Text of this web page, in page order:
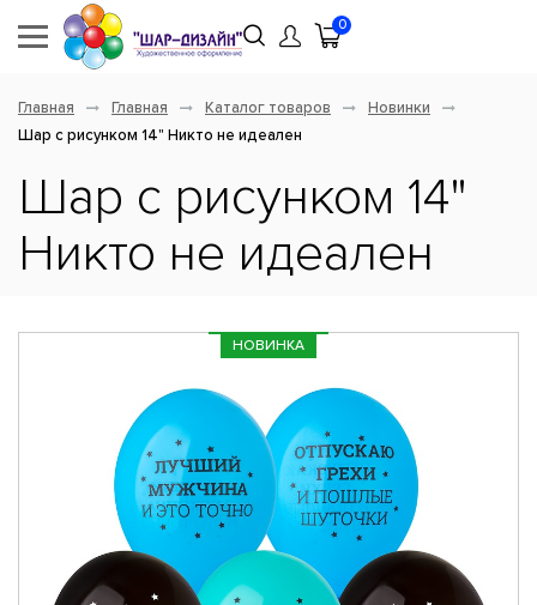
0
Главная Главная Каталог товаров
Новинки
Шар с рисунком 14" Никто не идеален
Шар с рисунком 14"
Никто не идеален
НОВИНКА